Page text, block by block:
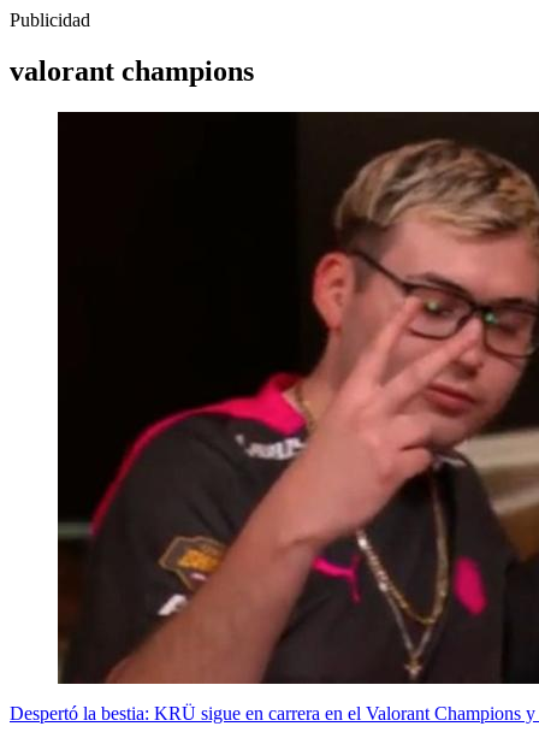
Publicidad
valorant champions
Despertó la bestia: KRÜ sigue en carrera en el Valorant Champions